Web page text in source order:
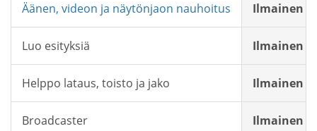
Äänen, videon ja näytönjaon nauhoitus Ilmainen
Luo esityksiä Ilmainen
Helppo lataus, toisto ja jako Ilmainen
Broadcaster Ilmainen